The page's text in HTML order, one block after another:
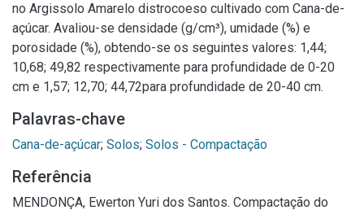
no Argissolo Amarelo distrocoeso cultivado com Cana-de-
açúcar. Avaliou-se densidade (g/cm³), umidade (%) e
porosidade (%), obtendo-se os seguintes valores: 1,44;
10,68; 49,82 respectivamente para profundidade de 0-20
cm e 1,57; 12,70; 44,72para profundidade de 20-40 cm.
Palavras-chave
Cana-de-açúcar; Solos; Solos - Compactação
Referência
MENDONÇA, Ewerton Yuri dos Santos. Compactação do